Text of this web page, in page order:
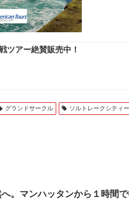
ツアー絶賛販売中！
グランドサークル ソルトレークシティ
。マンハッタンから１時間